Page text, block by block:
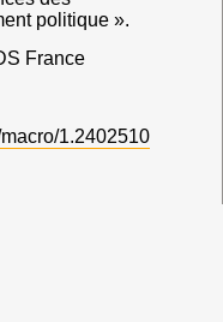
politique ».
France
1.2402510